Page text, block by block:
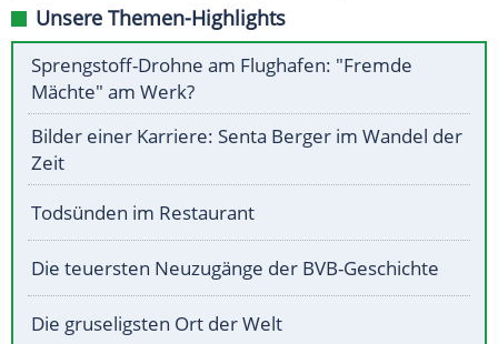
Unsere Themen-Highlights
Sprengstoff-Drohne am Flughafen: "Fremde
Mächte" am Werk?
Bilder einer Karriere: Senta Berger im Wandel der
Zeit
Todsünden im Restaurant
Die teuersten Neuzugänge der BVB-Geschichte
Die gruseligsten Ort der Welt